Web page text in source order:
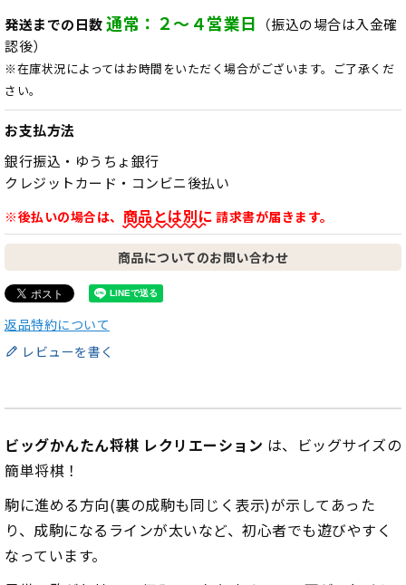
発送までの日数通常：２～４営業日
（振込の場合は入金確
認後）
※在庫状況によってはお時間をいただく場合がございます。ご了承くだ
さい。
お支払方法
銀行振込・ゆうちょ銀行
クレジットカード・コンビニ後払い
※後払いの場合は、 商品とは別に 請求書が届きます。
商品についてのお問い合わせ
返品特約について
レビューを書く
ビッグかんたん将棋 レクリエーション は、ビッグサイズの
簡単将棋！
駒に進める方向(裏の成駒も同じく表示)が示してあった
り、成駒になるラインが太いなど、初心者でも遊びやすく
なっています。